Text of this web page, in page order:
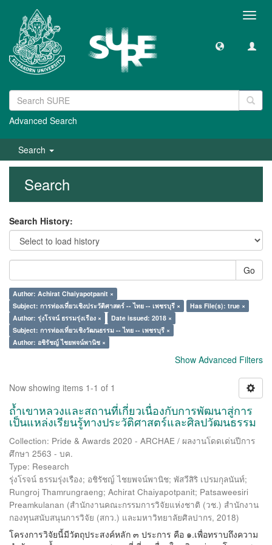
Advanced Search
Search
Search
Search History:
Go
Author: Achirat Chaiyapotpanit ×
Subject: การท่องเที่ยวเชิงประวัติศาสตร์ -- ไทย -- เพชรบุรี ×
Has File(s): true ×
Author: รุ่งโรจน์ ธรรมรุ่งเรือง ×
Date issued: 2018 ×
Subject: การท่องเที่ยวเชิงวัฒนธรรม -- ไทย -- เพชรบุรี ×
Author: อชิรัชญ์ ไชยพจน์พานิช ×
Show Advanced Filters
Now showing items 1-1 of 1
ถ้ำเขาหลวงและสถานที่เกี่ยวเนื่องกับการพัฒนาสู่การ
เป็นแหล่งเรียนรู้ทางประวัติศาสตร์และศิลปวัฒนธรรม
Collection: Pride & Awards 2020 - ARCHAE / ผลงานโดดเด่นปีการ
ศึกษา 2563 - บค.
Type: Research
รุ่งโรจน์ ธรรมรุ่งเรือง; อชิรัชญ์ ไชยพจน์พานิช; พัสวีสิริ เปรมกุลนันท์;
Rungroj Thamrungraeng; Achirat Chaiyapotpanit; Patsaweesiri
Preamkulanan (สำนักงานคณะกรรมการวิจัยแห่งชาติ (วช.) สำนักงาน
กองทุนสนับสนุนการวิจัย (สกว.) และมหาวิทยาลัยศิลปากร, 2018)
โครงการวิจัยนี้มีวัตถุประสงค์หลัก ๓ ประการ คือ ๑.เพื่อทราบถึงความ